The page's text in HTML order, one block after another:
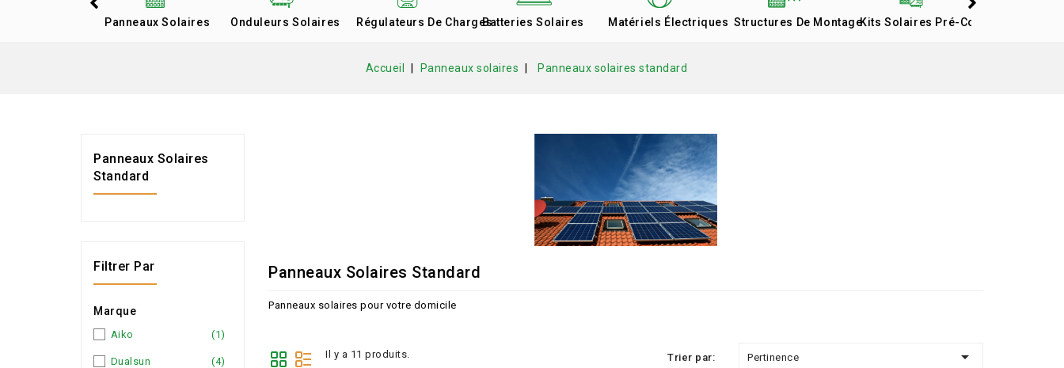
Panneaux Solaires Onduleurs Solaires Régulateurs De ChargesBatteries Solaires Matériels Électriques Structures De MontageKits Solaires Pré-Configurés
Accueil Panneaux solaires Panneaux solaires standard
Panneaux Solaires
Standard
Filtrer Par
Marque
Aiko (1)
Dualsun (4)
Panneaux Solaires Standard
Panneaux solaires pour votre domicile
Il y a 11 produits. Trier par: Pertinence 